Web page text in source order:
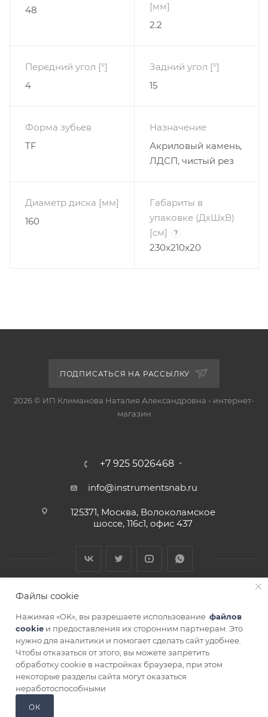
ЗАКАЗАТЬ
48
[мм]
2.2
Передний угол [°]
4
Задний угол [°]
15
Форма зубьев
TF
Назначение
Акриловый камень,
ЛДСП, чистый рез
Диаметр диска [мм]
160
Габариты в
упаковке (ДхШхВ)
[cм]
?
230x210x20
ПОДПИСАТЬСЯ НА РАССЫЛКУ
2026 © ИП Климанова Наталия Александровна - интернет-
магазин
+7 925 5026468
info@instrumentsnab.ru
125371, Москва, Волоколамское
шоссе, 116с1, офис 437
СОГЛАСИЕ НА ОБРАБОТКУ ПЕРСОНАЛЬНЫХ ДАННЫХ
Файлы cookie
Нажимая «OK», вы разрешаете использование файлов
cookie и предоставления их сторонним партнерам. Это
нужно для аналитики и помогает сделать сайт удобнее.
Чтобы отказаться от этого, вы можете запретить
обработку cookie в настройках браузера, при этом
некоторые разделы сайта могут оказаться
неработоспособными
ОК